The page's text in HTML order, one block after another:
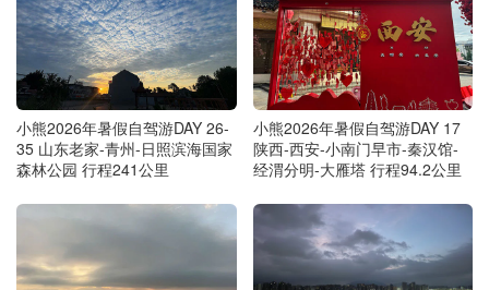
小熊2026年暑假自驾游DAY 26-
35 山东老家-青州-日照滨海国家
森林公园 行程241公里
小熊2026年暑假自驾游DAY 17
陕西-西安-小南门早市-秦汉馆-
经渭分明-大雁塔 行程94.2公里